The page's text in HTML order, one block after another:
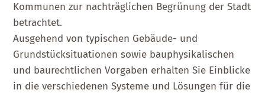
Kommunen zur nachträglichen Begrünung der Stadt
betrachtet.
Ausgehend von typischen Gebäude- und
Grundstücksituationen sowie bauphysikalischen
und baurechtlichen Vorgaben erhalten Sie Einblicke
in die verschiedenen Systeme und Lösungen für die